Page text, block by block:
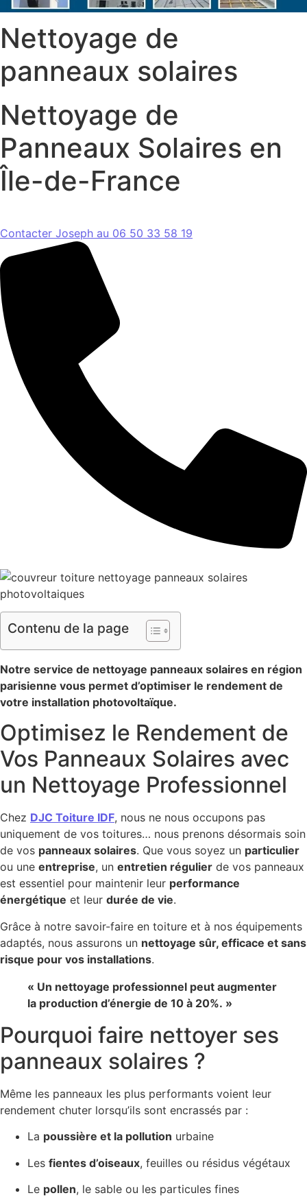
Nettoyage de
panneaux solaires
Nettoyage de
Panneaux Solaires en
Île-de-France
Contacter Joseph au 06 50 33 58 19
Contenu de la page
Notre service de nettoyage panneaux solaires en région
parisienne vous permet d’optimiser le rendement de
votre installation photovoltaïque.
Optimisez le Rendement de
Vos Panneaux Solaires avec
un Nettoyage Professionnel
Chez DJC Toiture IDF, nous ne nous occupons pas
uniquement de vos toitures… nous prenons désormais soin
de vos panneaux solaires. Que vous soyez un particulier
ou une entreprise, un entretien régulier de vos panneaux
est essentiel pour maintenir leur performance
énergétique et leur durée de vie.
Grâce à notre savoir-faire en toiture et à nos équipements
adaptés, nous assurons un nettoyage sûr, efficace et sans
risque pour vos installations.
« Un nettoyage professionnel peut augmenter
la production d’énergie de 10 à 20%. »
Pourquoi faire nettoyer ses
panneaux solaires ?
Même les panneaux les plus performants voient leur
rendement chuter lorsqu’ils sont encrassés par :
La poussière et la pollution urbaine
Les fientes d’oiseaux, feuilles ou résidus végétaux
Le pollen, le sable ou les particules fines